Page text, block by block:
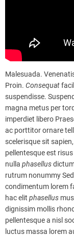
Malesuada.
Proin. Consequat
suspendisse.
magna metus per
imperdiet libero
ac porttitor ornare
scelerisque sit
pellentesque est
nulla phasellus
rutrum nonummy
condimentum lorem
hac elit phasellus mus
dignissim mollis
pellentesque a nisl
luctus massa lorem